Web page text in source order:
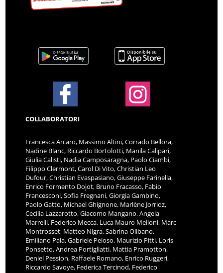
COLLABORATORI
Francesca Arcaro, Massimo Altini, Corrado Bellora,
Nadine Blanc, Riccardo Bortolotti, Manila Calipari,
Giulia Calisti, Nadia Camposaragna, Paolo Ciambi,
Filippo Clermont, Carol Di Vito, Christian Leo
Dufour, Christian Evaspasiano, Giuseppe Farinella,
Enrico Formento Dojot, Bruno Fracasso, Fabio
Francesconi, Sofia Fregnani, Giorgia Gambino,
Paolo Gatto, Michael Ghignone, Marlène Jorrioz,
Cecilia Lazzarotto, Giacomo Mangano, Angela
Marrelli, Federico Mecca, Luca Mauro Melloni, Marc
Montrosset, Matteo Nigra, Sabrina Olibano,
Emiliano Pala, Gabriele Peloso, Maurizio Pitti, Loris
Ponsetto, Andrea Portigliatti, Mattia Pramotton,
Deniel Pession, Raffaele Romano, Enrico Ruggeri,
Riccardo Savoye, Federica Tercinod, Federico